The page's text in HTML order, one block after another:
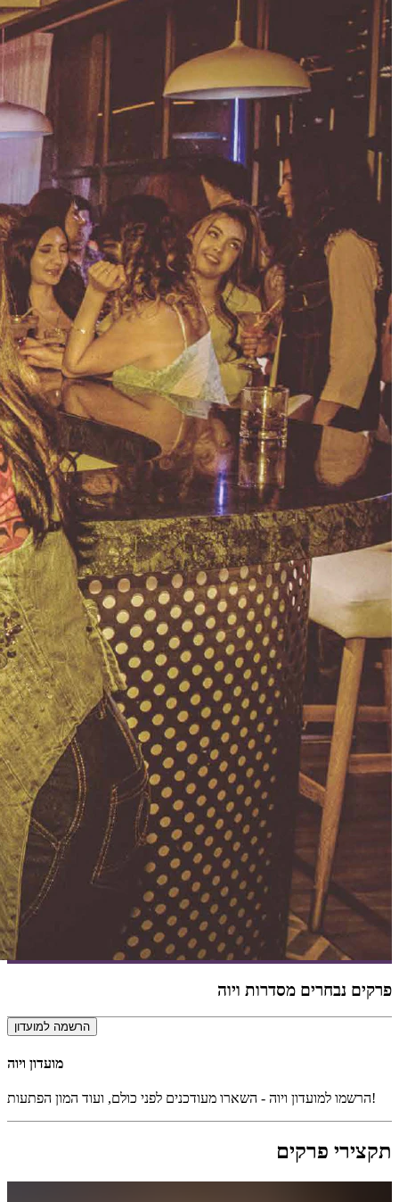
פרקים נבחרים מסדרות ויוה
הרשמה למועדון
מועדון ויוה
הרשמו למועדון ויוה - השארו מעודכנים לפני כולם, ועוד המון הפתעות!
תקצירי פרקים